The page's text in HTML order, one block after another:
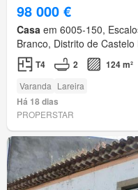
98 000 €
Casa em 6005-150,
Branco, Distrito de Castelo
T4 2 124 m²
Varanda Lareira
Há 18 dias
PROPERSTAR